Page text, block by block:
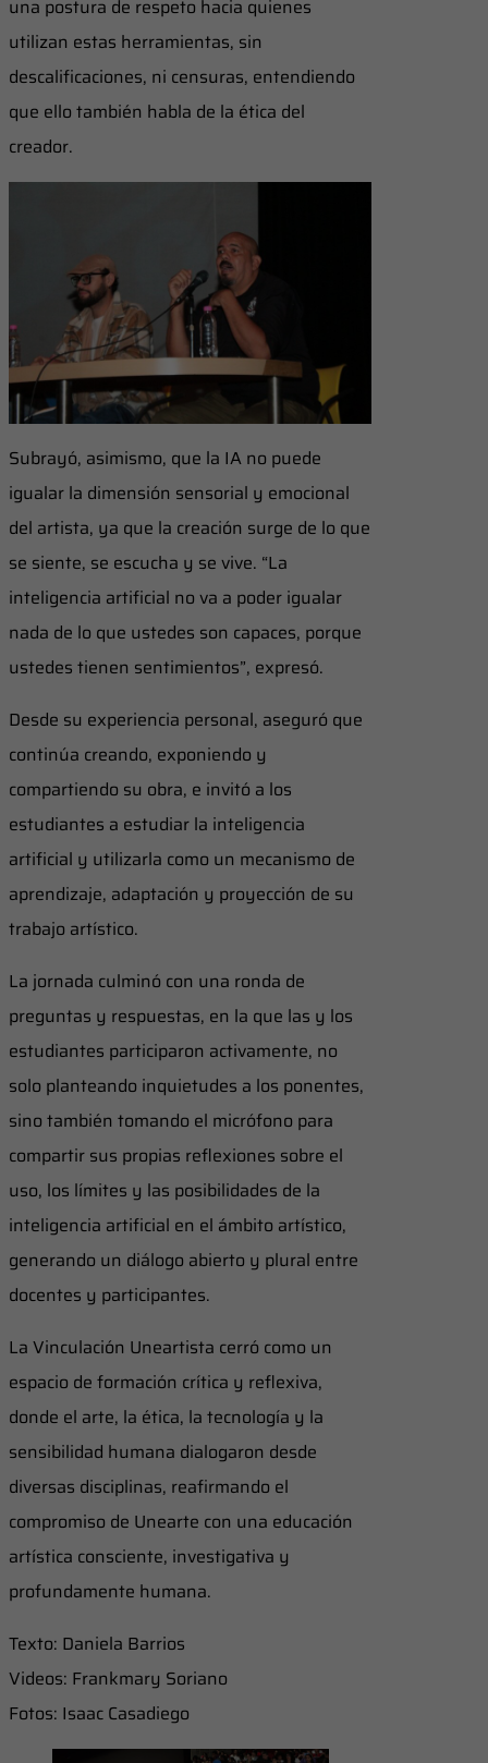
una postura de respeto hacia quienes
utilizan estas herramientas, sin
descalificaciones, ni censuras, entendiendo
que ello también habla de la ética del
creador.
Subrayó, asimismo, que la IA no puede
igualar la dimensión sensorial y emocional
del artista, ya que la creación surge de lo que
se siente, se escucha y se vive. “La
inteligencia artificial no va a poder igualar
nada de lo que ustedes son capaces, porque
ustedes tienen sentimientos”, expresó.
Desde su experiencia personal, aseguró que
continúa creando, exponiendo y
compartiendo su obra, e invitó a los
estudiantes a estudiar la inteligencia
artificial y utilizarla como un mecanismo de
aprendizaje, adaptación y proyección de su
trabajo artístico.
La jornada culminó con una ronda de
preguntas y respuestas, en la que las y los
estudiantes participaron activamente, no
solo planteando inquietudes a los ponentes,
sino también tomando el micrófono para
compartir sus propias reflexiones sobre el
uso, los límites y las posibilidades de la
inteligencia artificial en el ámbito artístico,
generando un diálogo abierto y plural entre
docentes y participantes.
La Vinculación Uneartista cerró como un
espacio de formación crítica y reflexiva,
donde el arte, la ética, la tecnología y la
sensibilidad humana dialogaron desde
diversas disciplinas, reafirmando el
compromiso de Unearte con una educación
artística consciente, investigativa y
profundamente humana.
Texto: Daniela Barrios
Videos: Frankmary Soriano
Fotos: Isaac Casadiego